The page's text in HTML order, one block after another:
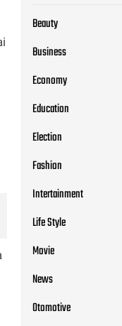
Beauty
Business
Economy
Education
Election
Fashion
Intertainment
Life Style
Movie
News
Otomotive